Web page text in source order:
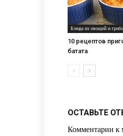
Блюда из овощей и
10 рецептов
батата
ОСТАВЬТЕ
Комментарии к